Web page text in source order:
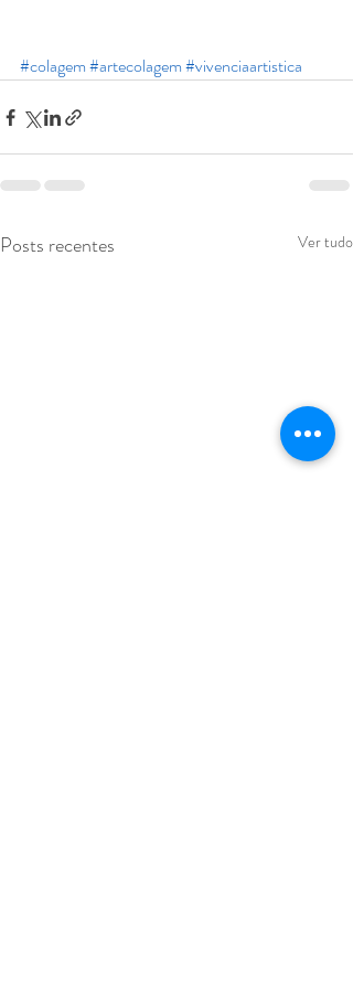
#colagem#artecolagem#vivenciaartistica
Posts recentes Ver tudo